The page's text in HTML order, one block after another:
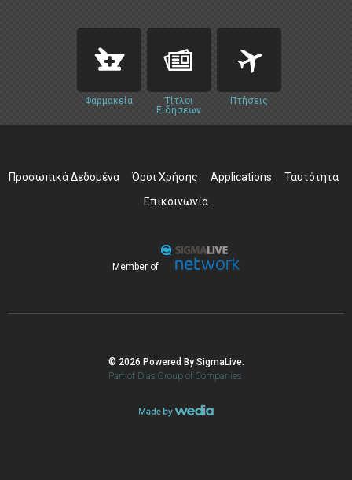
Φαρμακεία
Τίτλοι
Ειδήσεων
Πτήσεις
Προσωπικά Δεδομένα Όροι Χρήσης Applications
Ταυτότητα
Επικοινωνία
Member of
© 2026 Powered By SigmaLive.
Part of Dias Group of Companies.